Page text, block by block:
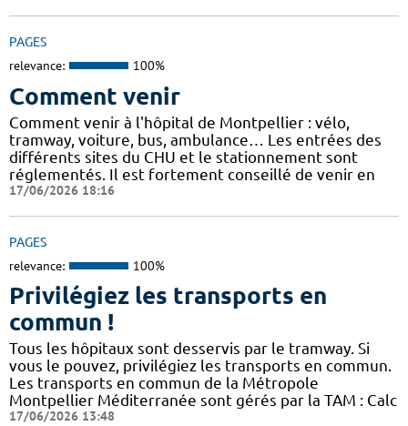
PAGES
relevance: 100%
Comment venir
Comment venir à l'hôpital de Montpellier : vélo,
tramway, voiture, bus, ambulance… Les entrées des
différents sites du CHU et le stationnement sont
réglementés. Il est fortement conseillé de venir en
17/06/2026 18:16
PAGES
relevance: 100%
Privilégiez les transports en
commun !
Tous les hôpitaux sont desservis par le tramway. Si
vous le pouvez, privilégiez les transports en commun.
Les transports en commun de la Métropole
Montpellier Méditerranée sont gérés par la TAM : Calc
17/06/2026 13:48